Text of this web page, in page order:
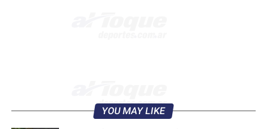
YOU MAY LIKE